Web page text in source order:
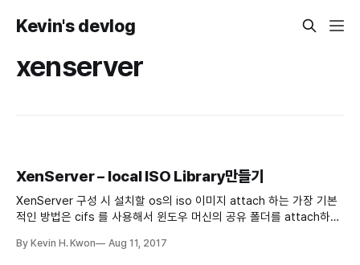
Kevin's devlog
xenserver
XenServer – local ISO Library만들기
XenServer 구성 시 설치할 os의 iso 이미지 attach 하는 가장 기본
적인 방법은 cifs 를 사용해서 윈도우 머신의 공유 폴더를 attach하여
에는 xenserver host에 local iso library를 만들어 사용하면 된다.
By Kevin H. Kwon Aug 11, 2017